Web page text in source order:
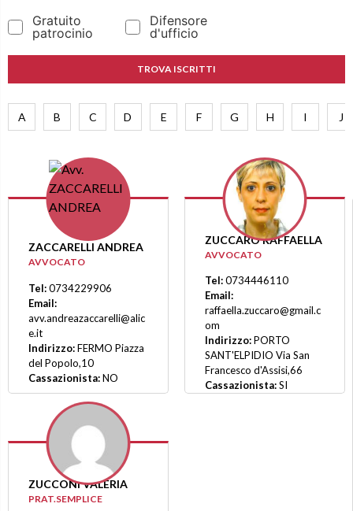
Gratuito
patrocinio
Difensore
d'ufficio
TROVA ISCRITTI
A B C D E F G H I J
ZACCARELLI ANDREA
AVVOCATO
Tel:0734229906
Email:
avv.andreazaccarelli@alic
e.it
Indirizzo:FERMO Piazza
del Popolo,10
Cassazionista:NO
ZUCCARO RAFFAELLA
AVVOCATO
Tel:0734446110
Email:
raffaella.zuccaro@gmail.c
om
Indirizzo:PORTO
SANT'ELPIDIO Via San
Francesco d'Assisi,66
Cassazionista:SI
ZUCCONI VALERIA
PRAT.SEMPLICE